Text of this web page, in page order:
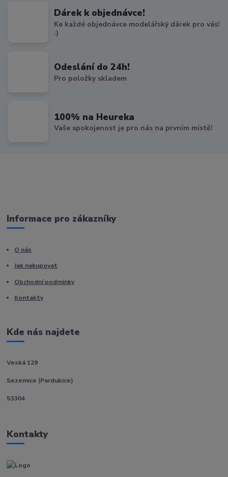
Dárek k objednávce!
Ke každé objednávce modelářský dárek pro vás!
:)
Odeslání do 24h!
Pro položky skladem
100% na Heureka
Vaše spokojenost je pro nás na prvním místě!
Informace pro zákazníky
O nás
Jak nakupovat
Obchodní podmínky
Kontakty
Kde nás najdete
Veská 129
Sezemice (Pardubice)
53304
Kontakty